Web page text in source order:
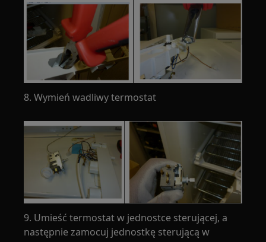
8. Wymień wadliwy termostat
9. Umieść termostat w jednostce sterującej, a
następnie zamocuj jednostkę sterującą w